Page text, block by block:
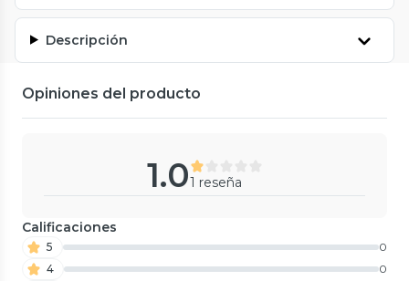
Descripción
Opiniones del producto
1.01 reseña
Calificaciones
5
0
4
0